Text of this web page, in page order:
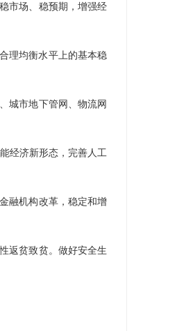
市场、稳预期，增强经
理均衡水平上的基本稳
城市地下管网、物流网
经济新形态，完善人工
融机构改革，稳定和增
返贫致贫。做好安全生